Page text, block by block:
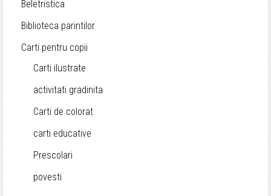
Beletristica
Biblioteca parintilor
Carti pentru copii
Carti ilustrate
activitati gradinita
Carti de colorat
carti educative
Prescolari
povesti